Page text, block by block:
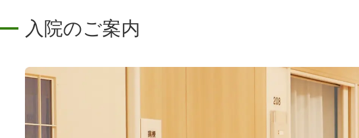
入院のご案内